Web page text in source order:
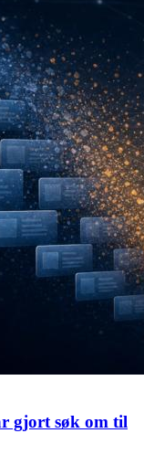
gjort søk om til